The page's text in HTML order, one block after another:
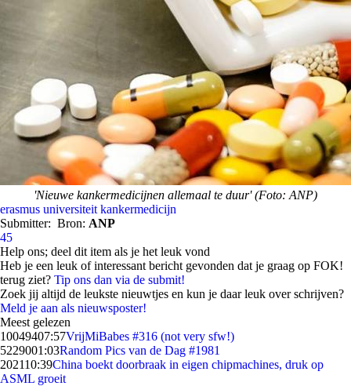
'Nieuwe kankermedicijnen allemaal te duur' (Foto: ANP)
erasmus universiteit kankermedicijn
Submitter: Bron: ANP
45
Help ons; deel dit item als je het leuk vond
Heb je een leuk of interessant bericht gevonden dat je graag op FOK!
terug ziet? Tip ons dan via de submit!
Zoek jij altijd de leukste nieuwtjes en kun je daar leuk over schrijven?
Meld je aan als nieuwsposter!
Meest gelezen
10049407:57VrijMiBabes #316 (not very sfw!)
5229001:03Random Pics van de Dag #1981
202110:39China boekt doorbraak in eigen chipmachines, druk op
ASML groeit